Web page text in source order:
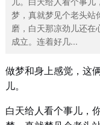
梦，真就梦见个老头站
磨，白天那凉劲儿还
成立。连着好几...
做梦和身上感觉，这
儿。
白天给人看个事儿，